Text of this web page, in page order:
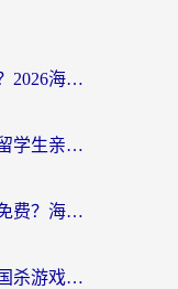
国外打魔渊之刃用什么加速器？2026海外玩家国服游戏加速全攻略（附闪耀暖暖&复苏的魔女避坑指南）
在美国怎么打英雄联盟不卡？留学生亲测的国服游戏加速全攻略
国外玩无尽冬日用什么加速器免费？海外党国服游戏加速避坑指南
海外玩三国杀总卡顿？这份三国杀游戏加速器指南帮你告别延迟烦恼